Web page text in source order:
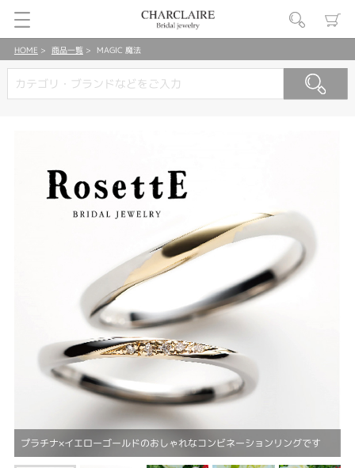
HOME 商品一覧 MAGIC 魔法
プラチナ×イエローゴールドのおしゃれなコンビネーションリングです